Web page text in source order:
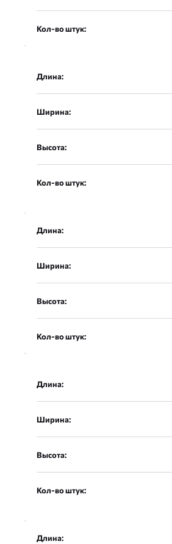
Кол-во штук:
Длина:
Ширина:
Высота:
Кол-во штук:
Длина:
Ширина:
Высота:
Кол-во штук:
Длина:
Ширина:
Высота:
Кол-во штук:
Длина: